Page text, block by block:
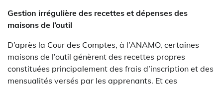
Gestion irrégulière des recettes et dépenses des
maisons de l’outil
D’après la Cour des Comptes, à l’ANAMO, certaines
maisons de l’outil génèrent des recettes propres
constituées principalement des frais d’inscription et des
mensualités versés par les apprenants. Et ces